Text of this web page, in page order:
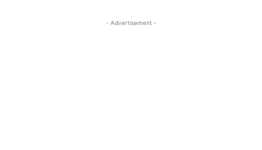
- Advertisement -